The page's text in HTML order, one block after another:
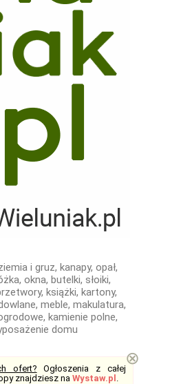
i gruz, kanapy, opał,
okna, butelki, słoiki,
książki, kartony,
meble, makulatura,
kamienie polne,
domu
ofert? Ogłoszenia z całej
znajdziesz na Wystaw.pl .
⊗